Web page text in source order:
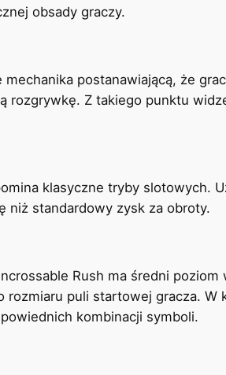
obsady graczy.
mechanika postanawiającą, że
Z takiego punktu
klasyczne tryby slotowych.
niż standardowy zysk za obroty.
Rush ma średni
puli startowej gracza.
kombinacji symboli.